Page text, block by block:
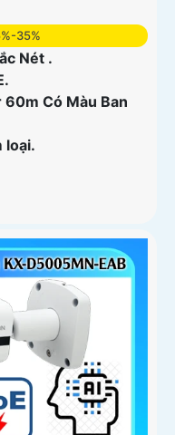
35%
Nét .
60m Có Màu Ban
loại.